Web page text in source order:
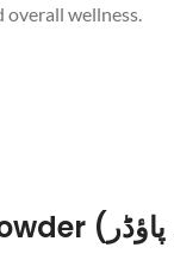
overall wellness.